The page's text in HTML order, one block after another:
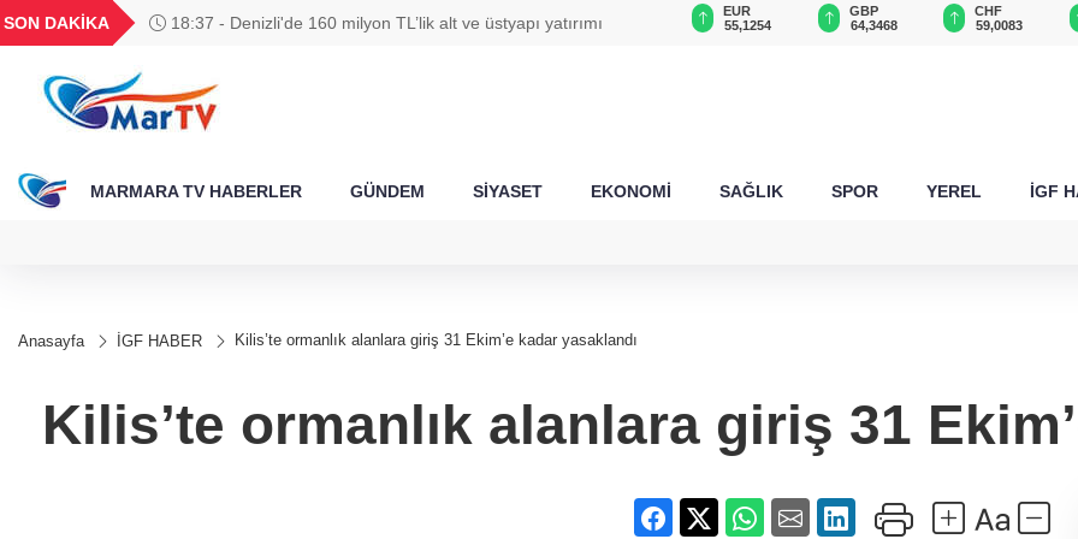
SON DAKİKA 18:37 - Denizli'de 160 milyon TL’lik alt ve üstyapı yatırımı
BGN
27,9743
0,0018
6.660,55
13.779,39
47,6787
EUR
55,1254
GBP
64,3468
CHF
59,0083
MARMARA TV HABERLER GÜNDEM SİYASET EKONOMİ SAĞLIK SPOR YEREL İGF
Anasayfa İGF HABER Kilis’te ormanlık alanlara giriş 31 Ekim’e kadar yasaklandı
Kilis’te ormanlık alanlara giriş 31